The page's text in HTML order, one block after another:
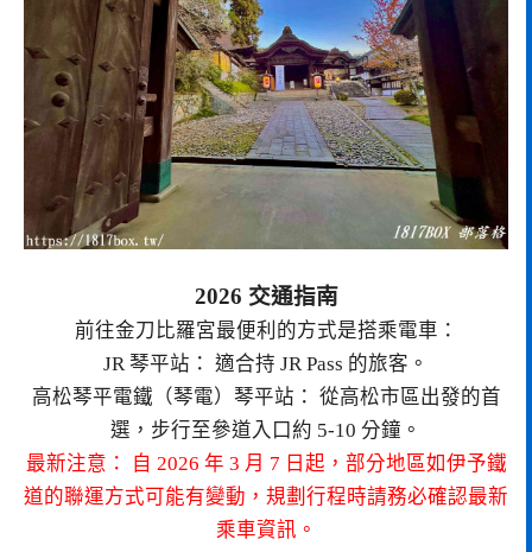
2026 交通指南
前往金刀比羅宮最便利的方式是搭乘電車：
JR 琴平站： 適合持 JR Pass 的旅客。
高松琴平電鐵（琴電）琴平站： 從高松市區出發的首
選，步行至參道入口約 5-10 分鐘。
最新注意： 自 2026 年 3 月 7 日起，部分地區如伊予鐵
道的聯運方式可能有變動，規劃行程時請務必確認最新
乘車資訊。